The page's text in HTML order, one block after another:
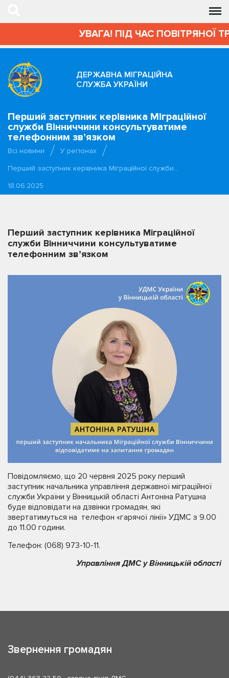
УВАГА! ПІД ЧАС ПОВІТРЯНОЇ
ДЕРЖАВНА МІГРАЦІЙНА
СЛУЖБА УКРАЇНИ
Перший заступник керівника Міграційної
служби Вінниччини консультуватиме
телефонним зв’язком
Всі новини
У регіонах
Перший заступник керівника Міграційної служби…
18.06.2025
Перший заступник керівника Міграційної
служби Вінниччини консультуватиме
телефонним зв’язком
Повідомляємо, що 20 червня 2025 року перший
заступник начальника управління державної міграційної
служби України у Вінницькій області Антоніна Ратушна
буде відповідати на дзвінки громадян, які
звертатимуться на телефон «гарячої лінії» УДМС з 9.00
до 11.00 години.
Телефон: (068) 973-10-11.
Управління ДМС у Вінницькій області
Звернення громадян